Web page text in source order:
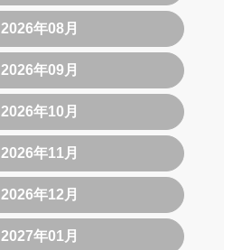
2026年08月
2026年09月
2026年10月
2026年11月
2026年12月
2027年01月